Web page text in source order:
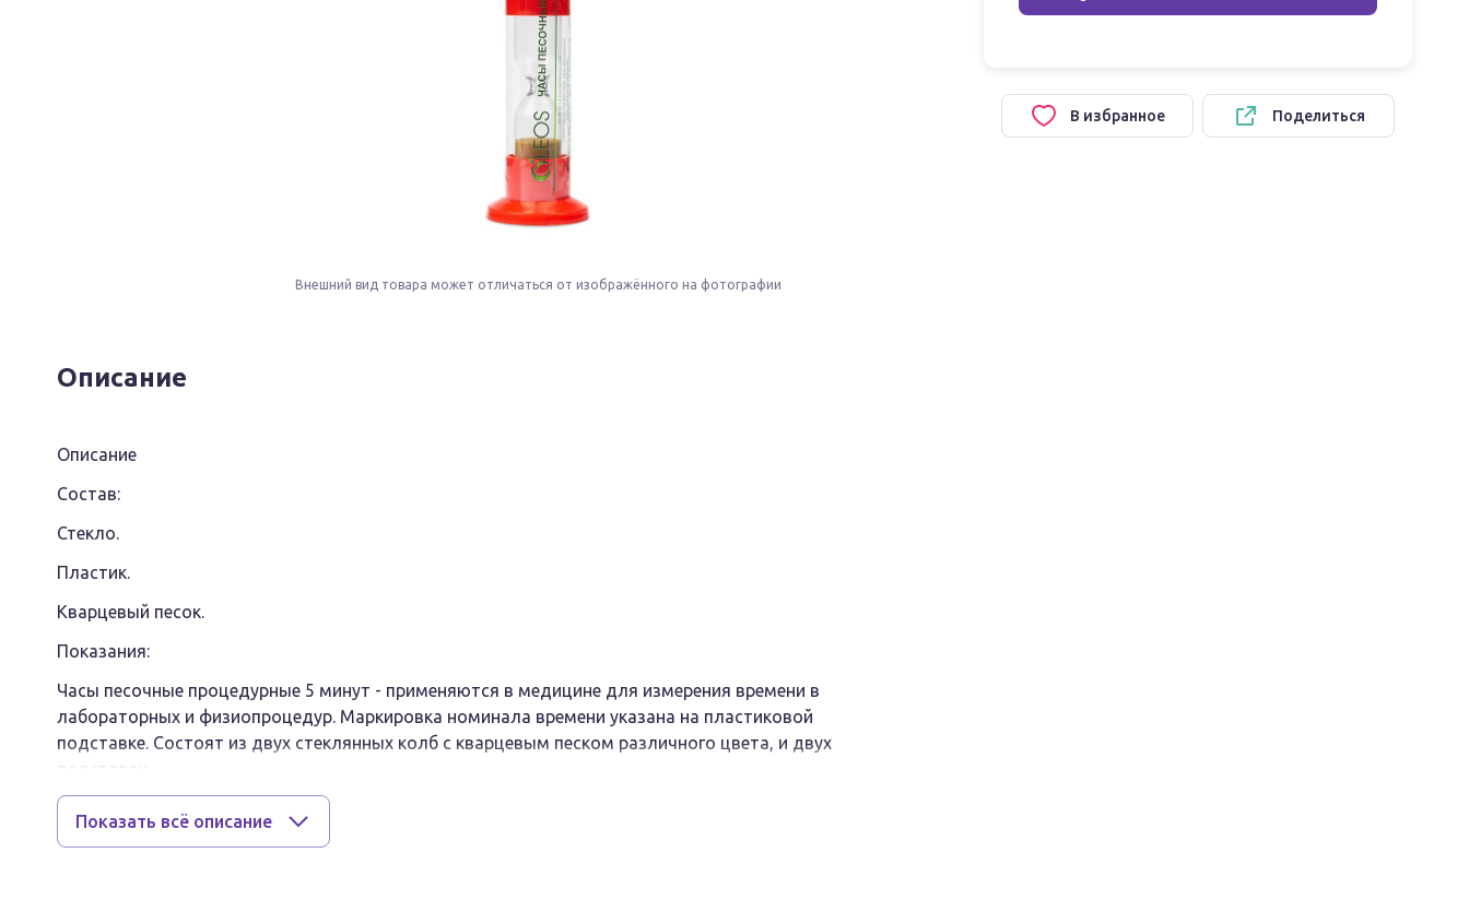
Внешний вид товара может отличаться от изображённого на фотографии
В избранное Поделиться
Описание
Описание
Состав:
Стекло.
Пластик.
Кварцевый песок.
Показания:
Часы песочные процедурные 5 минут - применяются в медицине для измерения времени в
лабораторных и физиопроцедур. Маркировка номинала времени указана на пластиковой
подставке. Состоят из двух стеклянных колб с кварцевым песком различного цвета, и двух
Тип прибора:
Часы песочные.
Показать всё описание